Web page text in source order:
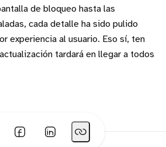
de bloqueo hasta las
cada detalle ha sido pulido
experiencia al usuario. Eso sí, ten
tardará en llegar a todos